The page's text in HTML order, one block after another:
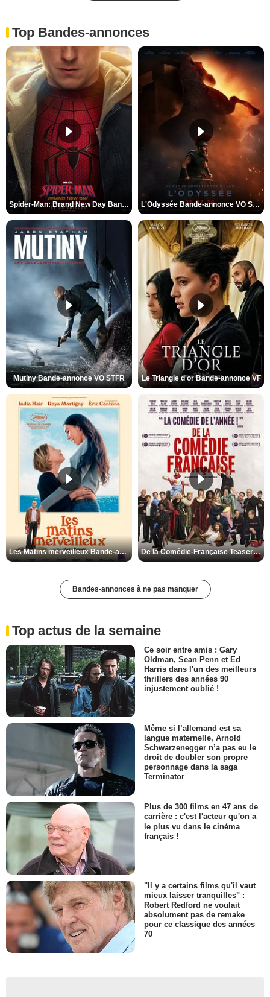
Top Bandes-annonces
Spider-Man: Brand New Day Bande-annonce VO STFR L'Odyssée Bande-annonce VO STFR
Mutiny Bande-annonce VO STFR Le Triangle d'or Bande-annonce VF
Les Matins merveilleux Bande-annonce VF De la Comédie-Française Teaser VF
Bandes-annonces à ne pas manquer
Top actus de la semaine
Ce soir entre amis : Gary
Oldman, Sean Penn et Ed
Harris dans l'un des meilleurs
thrillers des années 90
injustement oublié !
Même si l’allemand est sa
langue maternelle, Arnold
Schwarzenegger n’a pas eu le
droit de doubler son propre
personnage dans la saga
Terminator
Plus de 300 films en 47 ans de
carrière : c'est l'acteur qu'on a
le plus vu dans le cinéma
français !
"Il y a certains films qu'il vaut
mieux laisser tranquilles" :
Robert Redford ne voulait
absolument pas de remake
pour ce classique des années
70